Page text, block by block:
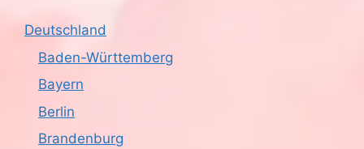
Deutschland
Baden-Württemberg
Bayern
Berlin
Brandenburg